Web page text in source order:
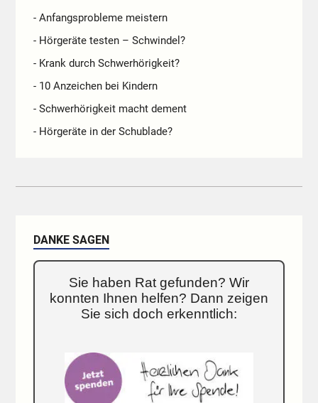
- Anfangsprobleme meistern
- Hörgeräte testen – Schwindel?
- Krank durch Schwerhörigkeit?
- 10 Anzeichen bei Kindern
- Schwerhörigkeit macht dement
- Hörgeräte in der Schublade?
DANKE SAGEN
Sie haben Rat gefunden? Wir
konnten Ihnen helfen? Dann zeigen
Sie sich doch erkenntlich: